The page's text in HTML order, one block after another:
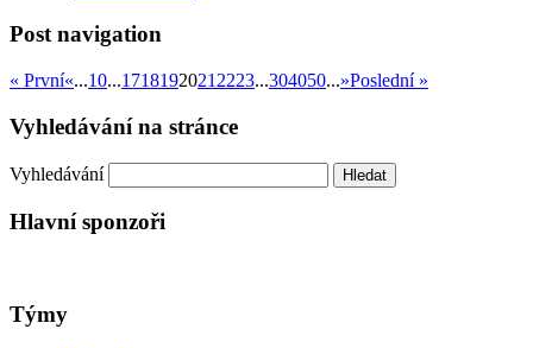
Post navigation
« První«...10...1718192021 2223...304050...»Poslední »
Vyhledávání na stránce
Vyhledávání
Hlavní sponzoři
Týmy